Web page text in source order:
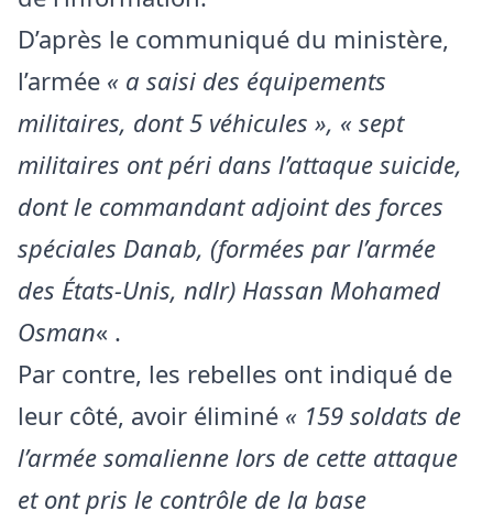
D’après le communiqué du ministère,
l’armée « a saisi des équipements
militaires, dont 5 véhicules », « sept
militaires ont péri dans l’attaque suicide,
dont le commandant adjoint des forces
spéciales Danab, (formées par l’armée
des États-Unis, ndlr) Hassan Mohamed
Osman« .
Par contre, les rebelles ont indiqué de
leur côté, avoir éliminé « 159 soldats de
l’armée somalienne lors de cette attaque
et ont pris le contrôle de la base